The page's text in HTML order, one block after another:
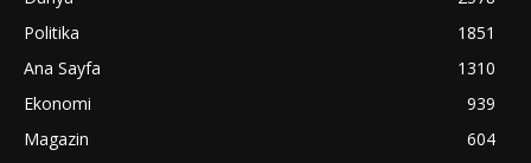
Politika
1851
Ana Sayfa
1310
Ekonomi
939
Magazin
604